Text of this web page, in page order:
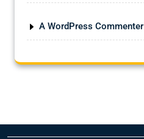
A WordPress Commenter